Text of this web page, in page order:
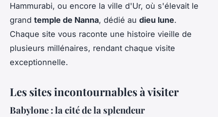
Hammurabi, ou encore la ville d'Ur, où s'élevait le
grand temple de Nanna, dédié au dieu lune.
Chaque site vous raconte une histoire vieille de
plusieurs millénaires, rendant chaque visite
exceptionnelle.
Les sites incontournables à visiter
Babylone : la cité de la splendeur